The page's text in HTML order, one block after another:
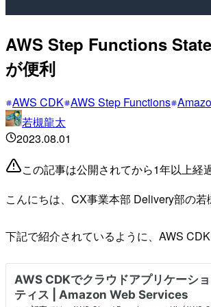
AWS Step Functions
が便利
AWS CDK AWS Step Functions
若槻龍太
2023.08.01
この記事は公開されてから1年以上経
こんにちは、CX事業本部 Delivery部の若
下記で紹介されているように、AWS